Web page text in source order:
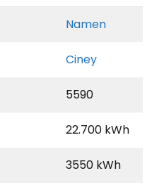
Namen
Ciney
5590
22.700 kWh
3550 kWh